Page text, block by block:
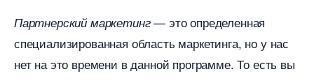
Партнерский маркетин— это определенная
специализированная область маркетинга, но у нас
нет на это времени в данной программе. То есть вы